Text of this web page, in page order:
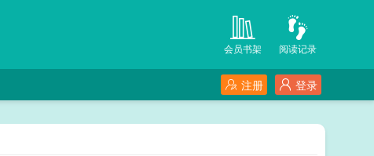
阅读记录
会员书架
登录
注册